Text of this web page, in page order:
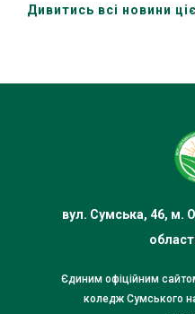
Дивитись всі новини
вул. Сумська, 46, м.
Єдиним офіційним
коледж Сумського